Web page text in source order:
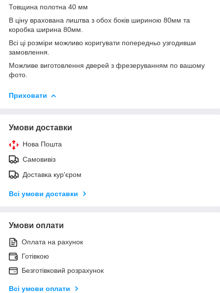
Товщина полотна 40 мм
В ціну врахована лиштва з обох боків шириною 80мм та
коробка ширина 80мм.
Всі ці розміри можливо коригувати попередньо узгодивши
замовлення.
Можливе виготовлення дверей з фрезеруванням по вашому
фото.
Приховати
Умови доставки
Нова Пошта
Самовивіз
Доставка кур'єром
Всі умови доставки
Умови оплати
Оплата на рахунок
Готівкою
Безготівковий розрахунок
Всі умови оплати